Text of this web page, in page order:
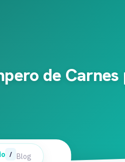
de
/ Blog